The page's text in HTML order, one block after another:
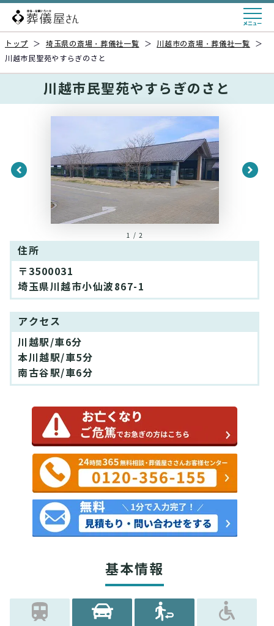
トップ ＞ 埼玉県の斎場・葬儀社一覧 ＞ 川越市の斎場・葬儀社一覧
＞
川越市民聖苑やすらぎのさと
川越市民聖苑やすらぎのさと
1 / 2
住所
〒3500031
埼玉県川越市小仙波867-1
アクセス
川越駅/車6分
本川越駅/車5分
南古谷駅/車6分
基本情報